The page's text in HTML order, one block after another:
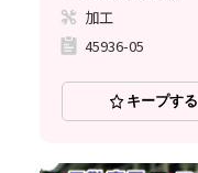
加工
45936-05
キープする